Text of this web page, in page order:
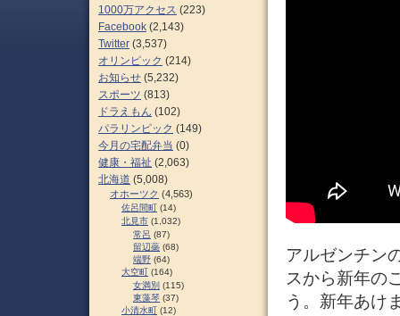
アルゼンチン
スから新年の
う。新年あけ
1000万アクセス (223)
Facebook (2,143)
Twitter (3,537)
オリンピック (214)
お知らせ (5,232)
スポーツ (813)
ドラえもん (102)
パラリンピック (149)
今月の宅配弁当 (0)
健康・福祉 (2,063)
北海道 (5,008)
オホーツク (4,563)
佐呂間町 (14)
北見市 (1,032)
常呂 (87)
留辺蘂 (68)
端野 (64)
大空町 (164)
女満別 (115)
東藻琴 (37)
小清水町 (12)